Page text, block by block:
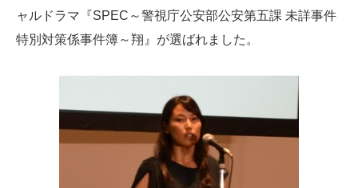
ャルドラマ『SPEC～警視庁公安部公安第五課 未詳事件
特別対策係事件簿～翔』が選ばれました。